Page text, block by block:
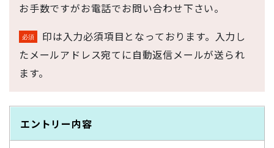
お手数ですがお電話でお問い合わせ下さい。
印は入力必須項目となっております。入力し
たメールアドレス宛てに自動返信メールが送られ
ます。
エントリー内容